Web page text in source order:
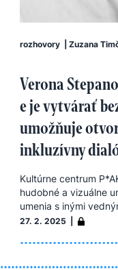
rozhovory Zuzana
Verona
e je vytvárať
umožňuje
inkluzívny
Kultúrne centrum
hudobné a vizuálne
umenia s inými
27. 2. 2025 |